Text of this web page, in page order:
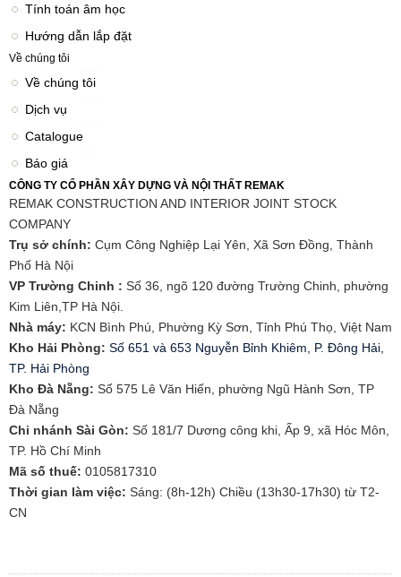
Tính toán âm học
Hướng dẫn lắp đặt
Về chúng tôi
Về chúng tôi
Dịch vụ
Catalogue
Báo giá
CÔNG TY CỔ PHẦN XÂY DỰNG VÀ NỘI THẤT REMAK
REMAK CONSTRUCTION AND INTERIOR JOINT STOCK
COMPANY
Trụ sở chính: Cụm Công Nghiệp Lại Yên, Xã Sơn Đồng, Thành
Phố Hà Nội
VP Trường Chinh : Số 36, ngõ 120 đường Trường Chinh, phường
Kim Liên,TP Hà Nội.
Nhà máy: KCN Bình Phú, Phường Kỳ Sơn, Tỉnh Phú Thọ, Việt Nam
Kho Hải Phòng: Số 651 và 653 Nguyễn Bỉnh Khiêm, P. Đông Hải,
TP. Hải Phòng
​Kho Đà Nẵng: Số 575 Lê Văn Hiến, phường Ngũ Hành Sơn, TP
Đà Nẵng
Chi nhánh Sài Gòn: Số 181/7 Dương công khi, Ấp 9, xã Hóc Môn,
TP. Hồ Chí Minh
Mã số thuế: 0105817310​
Thời gian làm việc: Sáng: (8h-12h) Chiều (13h30-17h30) từ T2-
CN